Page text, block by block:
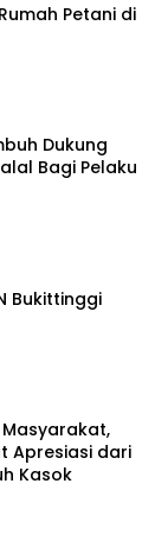
Petani di
Dukung
Bagi Pelaku
Bukittinggi
Apresiasi dari
Kasok